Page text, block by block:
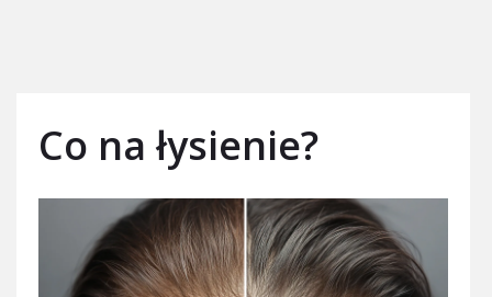
Co na łysienie?